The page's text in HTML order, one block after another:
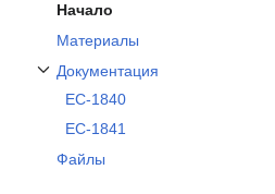
Начало
Материалы
Документация
ЕС-1840
ЕС-1841
Файлы